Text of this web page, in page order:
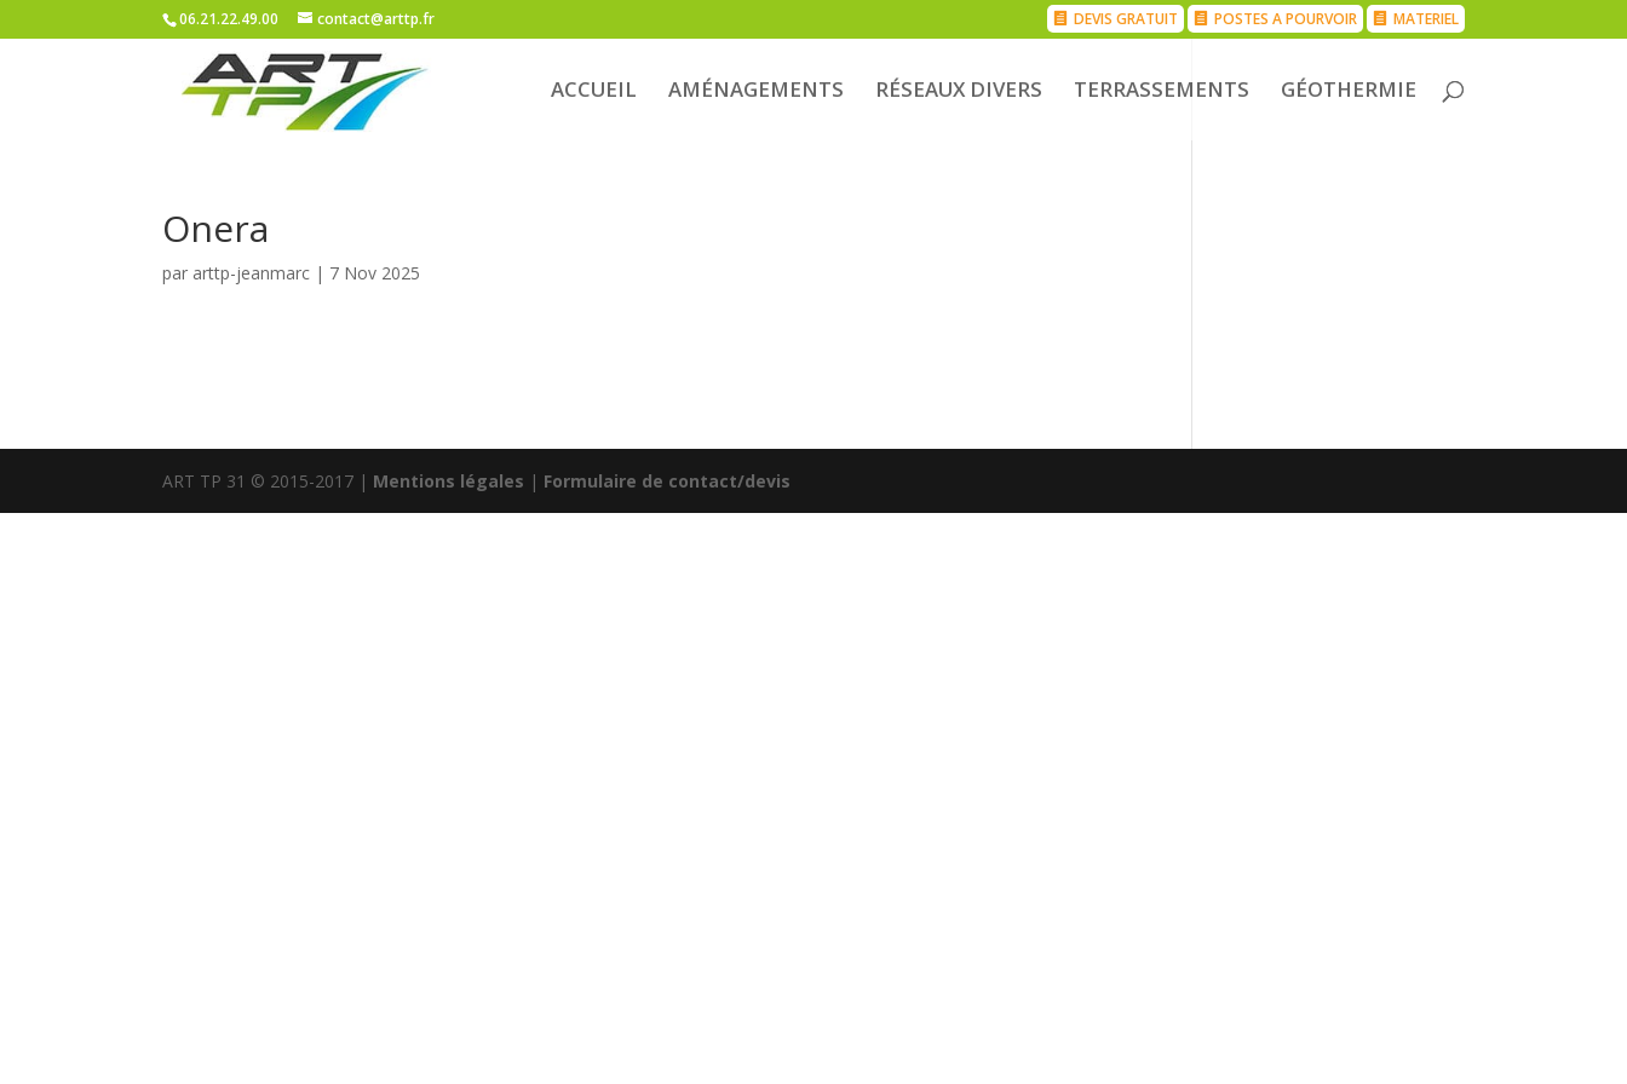
06.21.22.49.00 contact@arttp.fr DEVIS GRATUIT POSTES A POURVOIR MATERIEL
ACCUEIL AMÉNAGEMENTS RÉSEAUX DIVERS TERRASSEMENTS GÉOTHERMIE
Onera
par arttp-jeanmarc | 7 Nov 2025
ART TP 31 © 2015-2017 | Mentions légales | Formulaire de contact/devis